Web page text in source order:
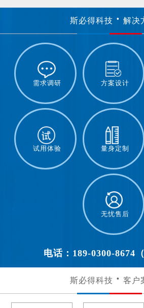
斯必得科技 解决
需求调研 方案设计
试用体验 量身定制
无忧售后
电话：189-0300-8674
斯必得科技 客户